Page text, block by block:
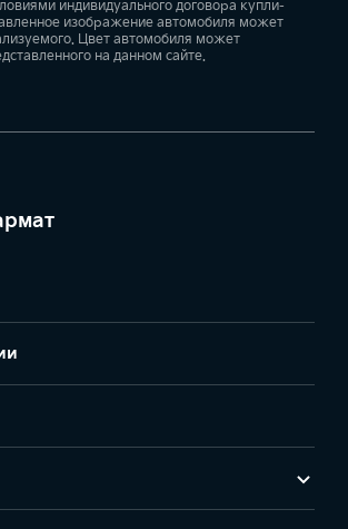
индивидуального договора купли-
изображение автомобиля может
Цвет автомобиля может
на данном сайте.